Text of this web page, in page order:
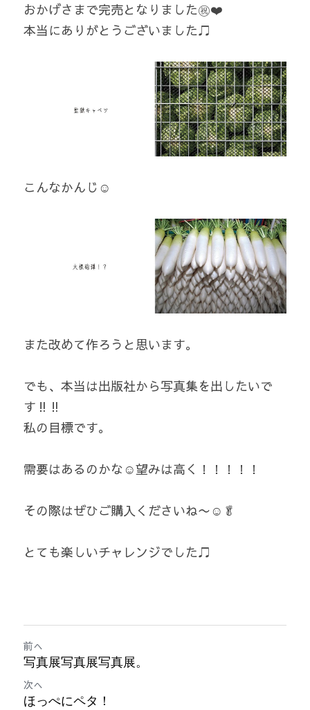
おかげさまで完売となりました㊗️❤️
本当にありがとうございました♫
こんなかんじ☺️
また改めて作ろうと思います。
でも、本当は出版社から写真集を出したいで
す‼️‼️
私の目標です。
需要はあるのかな☺️望みは高く！！！！！
その際はぜひご購入くださいね〜☺️🥬
とても楽しいチャレンジでした♫
前へ
写真展写真展写真展。
次へ
ほっぺにペタ！